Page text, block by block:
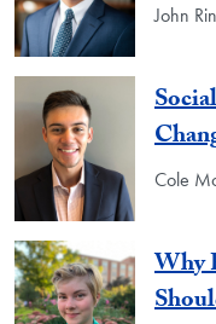
John
Cole
Why